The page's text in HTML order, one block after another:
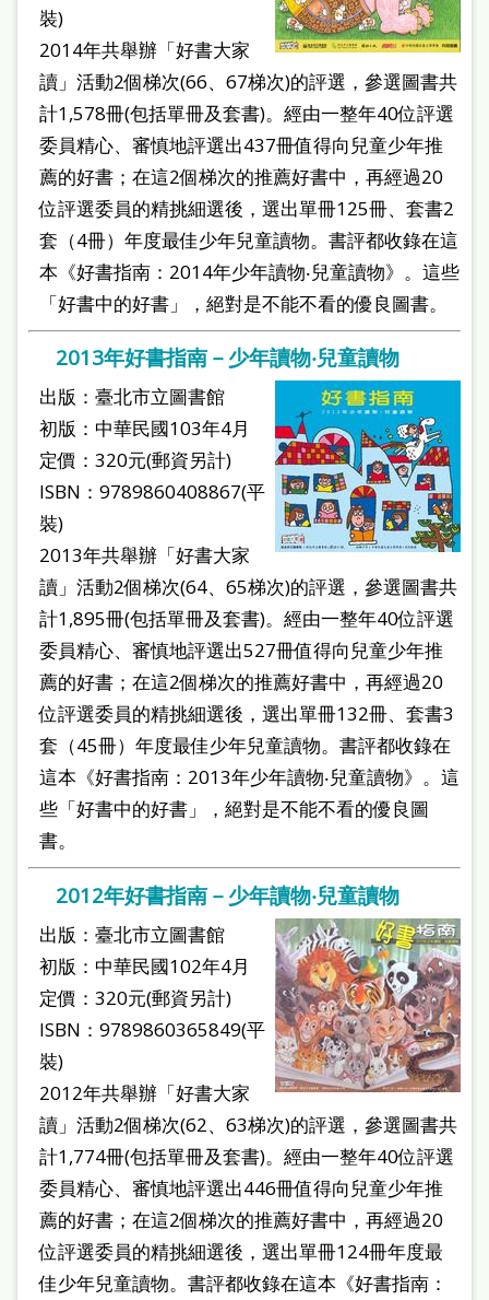
裝)
2014年共舉辦「好書大家
讀」活動2個梯次(66、67梯次)的評選，參選圖書共
計1,578冊(包括單冊及套書)。經由一整年40位評選
委員精心、審慎地評選出437冊值得向兒童少年推
薦的好書；在這2個梯次的推薦好書中，再經過20
位評選委員的精挑細選後，選出單冊125冊、套書2
套（4冊）年度最佳少年兒童讀物。書評都收錄在這
本《好書指南：2014年少年讀物‧兒童讀物》。這些
「好書中的好書」，絕對是不能不看的優良圖書。
2013年好書指南－少年讀物‧兒童讀物
出版：臺北市立圖書館
初版：中華民國103年4月
定價：320元(郵資另計)
ISBN：9789860408867(平
裝)
2013年共舉辦「好書大家
讀」活動2個梯次(64、65梯次)的評選，參選圖書共
計1,895冊(包括單冊及套書)。經由一整年40位評選
委員精心、審慎地評選出527冊值得向兒童少年推
薦的好書；在這2個梯次的推薦好書中，再經過20
位評選委員的精挑細選後，選出單冊132冊、套書3
套（45冊）年度最佳少年兒童讀物。書評都收錄在
這本《好書指南：2013年少年讀物‧兒童讀物》。這
些「好書中的好書」，絕對是不能不看的優良圖
書。
2012年好書指南－少年讀物‧兒童讀物
出版：臺北市立圖書館
初版：中華民國102年4月
定價：320元(郵資另計)
ISBN：9789860365849(平
裝)
2012年共舉辦「好書大家
讀」活動2個梯次(62、63梯次)的評選，參選圖書共
計1,774冊(包括單冊及套書)。經由一整年40位評選
委員精心、審慎地評選出446冊值得向兒童少年推
薦的好書；在這2個梯次的推薦好書中，再經過20
位評選委員的精挑細選後，選出單冊124冊年度最
佳少年兒童讀物。書評都收錄在這本《好書指南：